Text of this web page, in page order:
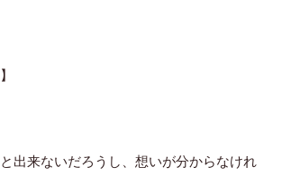
出来ないだろうし、想いが分からなけれ